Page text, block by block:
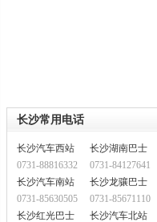
长沙常用电话
长沙汽车西站
0731-88816332
长沙湖南巴士
0731-84127641
长沙汽车南站
0731-85630505
长沙龙骧巴士
0731-85671110
长沙红光巴士
长沙汽车北站